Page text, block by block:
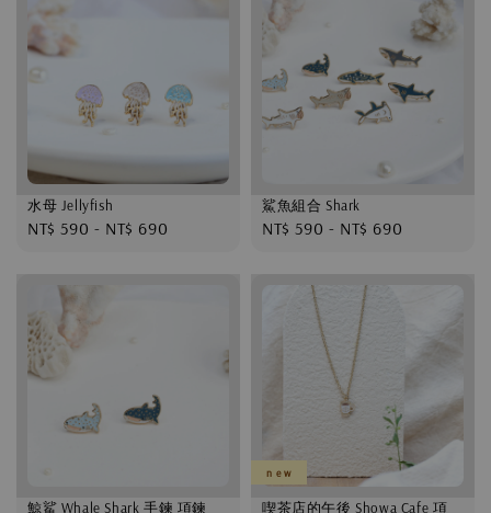
水母 Jellyfish
Regular
NT$ 590 - NT$ 690
鯊魚組合 Shark
Regular
NT$ 590 - NT$ 690
鯨鯊 Whale Shark 手鍊 項鍊
n e w
喫茶店的午後 Showa Cafe 項